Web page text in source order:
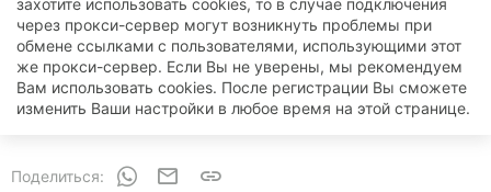
захотите использовать cookies, то в случае подключения
через прокси-сервер могут возникнуть проблемы при
обмене ссылками с пользователями, использующими этот
же прокси-сервер. Если Вы не уверены, мы рекомендуем
Вам использовать cookies. После регистрации Вы сможете
изменить Ваши настройки в любое время на этой странице.
Поделиться: WhatsAppЭлектронная почта